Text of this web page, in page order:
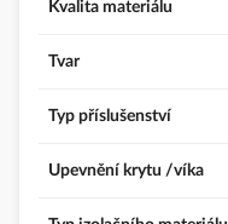
Kvalita materiálu
Tvar
Typ příslušenství
Upevnění krytu /víka